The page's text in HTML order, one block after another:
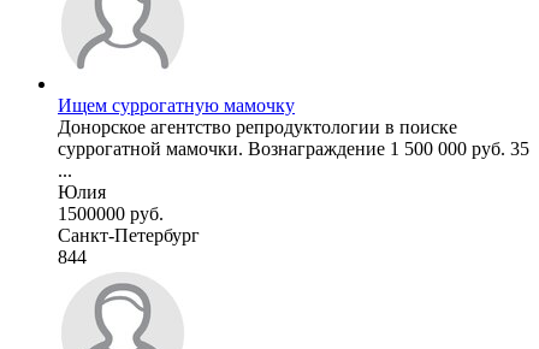
Ищем суррогатную мамочку
Донорское агентство репродуктологии в поиске
суррогатной мамочки. Вознаграждение 1 500 000 руб. 35
...
Юлия
1500000 руб.
Санкт-Петербург
844